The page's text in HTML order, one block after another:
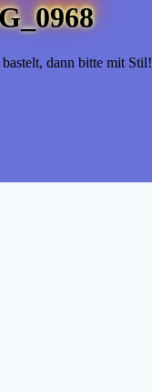
dann bitte mit Stil!